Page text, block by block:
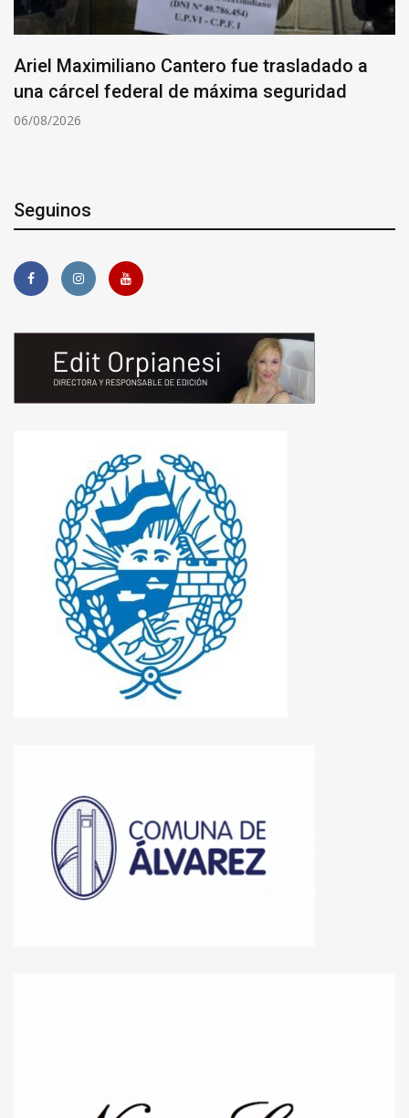
Ariel Maximiliano Cantero fue trasladado a
una cárcel federal de máxima seguridad
06/08/2026
Seguinos